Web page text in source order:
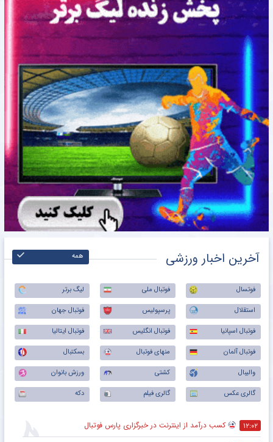
آخرین اخبار ورزشی همه
فوتسال فوتبال ملی
لیگ برتر
استقلال
پرسپولیس
فوتبال جهان
فوتبال اسپانیا
فوتبال انگلیس
فوتبال ایتالیا
فوتبال آلمان
منهای فوتبال
بسکتبال
والیبال
کشتی
ورزش بانوان
گالری عکس
گالری فیلم دکه
۱۲:۰۲ کسب درآمد از اینترنت در خبرگزاری پارس فوتبال